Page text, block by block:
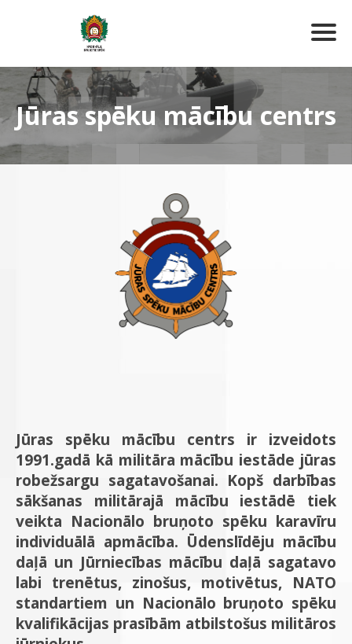
Jūras spēku mācību centrs
Jūras spēku mācību centrs ir izveidots
1991.gadā kā militāra mācību iestāde jūras
robežsargu sagatavošanai. Kopš darbības
sākšanas militārajā mācību iestādē tiek
veikta Nacionālo bruņoto spēku karavīru
individuālā apmācība. Ūdenslīdēju mācību
daļā un Jūrniecības mācību daļā sagatavo
labi trenētus, zinošus, motivētus, NATO
standartiem un Nacionālo bruņoto spēku
kvalifikācijas prasībām atbilstošus militāros